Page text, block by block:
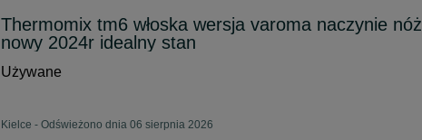
Thermomix tm6 włoska wersja varoma naczynie nóż
nowy 2024r idealny stan
Używane
Kielce - Odświeżono dnia 06 sierpnia 2026